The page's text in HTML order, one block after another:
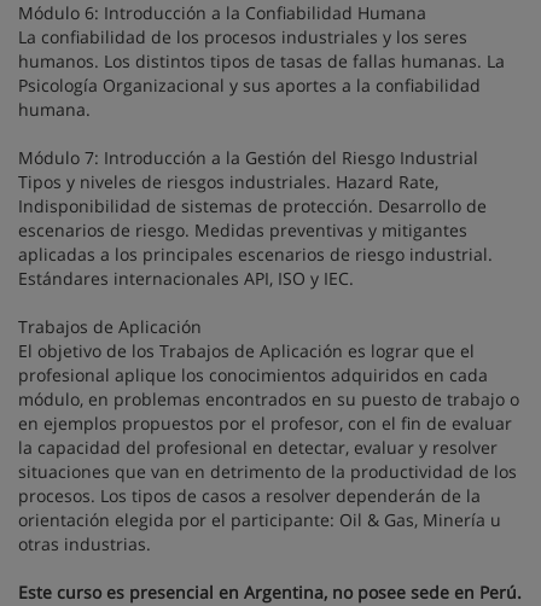
Módulo 6: Introducción a la Confiabilidad Humana
La confiabilidad de los procesos industriales y los seres
humanos. Los distintos tipos de tasas de fallas humanas. La
Psicología Organizacional y sus aportes a la confiabilidad
humana.
Módulo 7: Introducción a la Gestión del Riesgo Industrial
Tipos y niveles de riesgos industriales. Hazard Rate,
Indisponibilidad de sistemas de protección. Desarrollo de
escenarios de riesgo. Medidas preventivas y mitigantes
aplicadas a los principales escenarios de riesgo industrial.
Estándares internacionales API, ISO y IEC.
Trabajos de Aplicación
El objetivo de los Trabajos de Aplicación es lograr que el
profesional aplique los conocimientos adquiridos en cada
módulo, en problemas encontrados en su puesto de trabajo o
en ejemplos propuestos por el profesor, con el fin de evaluar
la capacidad del profesional en detectar, evaluar y resolver
situaciones que van en detrimento de la productividad de los
procesos. Los tipos de casos a resolver dependerán de la
orientación elegida por el participante: Oil & Gas, Minería u
otras industrias.
Este curso es presencial en Argentina, no posee sede en Perú.